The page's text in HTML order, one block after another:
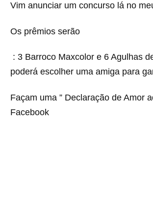
Vim anunciar um concurso lá no
Os prêmios serão
: 3 Barroco Maxcolor e 6 Agulhas
poderá escolher uma amiga para
Façam uma ” Declaração de Amor
Facebook